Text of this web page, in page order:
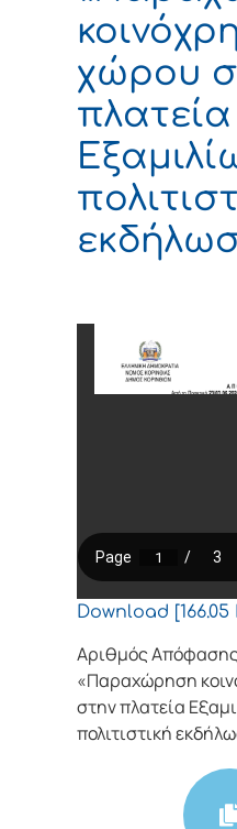
χώρου
πλατεία
Download [166.05
Αριθμός
«Παραχώρηση
στην πλατεία
πολιτιστική